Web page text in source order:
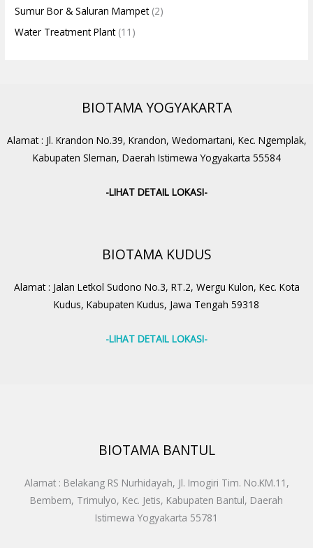
Sumur Bor & Saluran Mampet(2)
Water Treatment Plant(11)
BIOTAMA YOGYAKARTA
Alamat : Jl. Krandon No.39, Krandon, Wedomartani, Kec. Ngemplak,
Kabupaten Sleman, Daerah Istimewa Yogyakarta 55584
-LIHAT DETAIL LOKASI-
BIOTAMA KUDUS
Alamat : Jalan Letkol Sudono No.3, RT.2, Wergu Kulon, Kec. Kota
Kudus, Kabupaten Kudus, Jawa Tengah 59318
-LIHAT DETAIL LOKASI-
BIOTAMA BANTUL
Alamat : Belakang RS Nurhidayah, Jl. Imogiri Tim. No.KM.11,
Bembem, Trimulyo, Kec. Jetis, Kabupaten Bantul, Daerah
Istimewa Yogyakarta 55781